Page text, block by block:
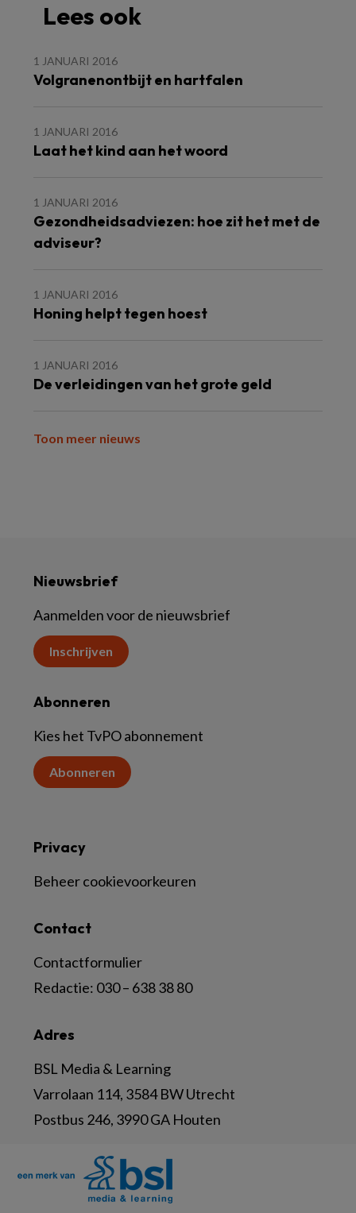
Lees ook
1 JANUARI 2016
Volgranenontbijt en hartfalen
1 JANUARI 2016
Laat het kind aan het woord
1 JANUARI 2016
Gezondheidsadviezen: hoe zit het met de
adviseur?
1 JANUARI 2016
Honing helpt tegen hoest
1 JANUARI 2016
De verleidingen van het grote geld
Toon meer nieuws
Nieuwsbrief
Aanmelden voor de nieuwsbrief
Inschrijven
Abonneren
Kies het TvPO abonnement
Abonneren
Adres
BSL Media & Learning
Varrolaan 114, 3584 BW Utrecht
Postbus 246, 3990 GA Houten
Contact
Contactformulier
Redactie: 030 – 638 38 80
Privacy
Beheer cookievoorkeuren